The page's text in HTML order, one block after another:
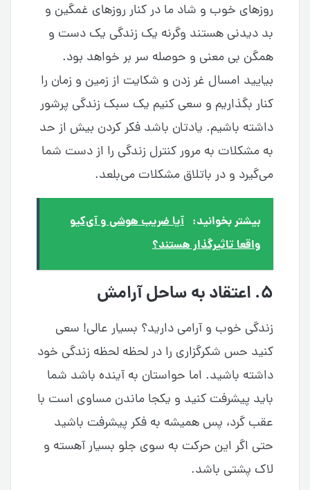
روزهای خوب و شاد ما در کنار روزهای غمگین و
بد دیدنی هستند وگرنه یک زندگی یک دست و
همگن بی معنی و حوصله سر بر خواهد بود.
بیایید امسال غر زدن و شکایت از زمین و زمان را
کنار بگذاریم و سعی کنیم یک سبک زندگی پرشور
داشته باشیم. یادتان باشد فکر کردن بیش از حد
به مشکلات به مرور کنترل زندگی را از دست شما
می‌گیرد و در باتلاق مشکلات می‌بلعد.
بیشتر بخوانید: آیا ضریب هوشی و آی‌کیو
واقعا تاثیرگذار هستند؟
۵. اعتقاد به ساحل آرامش
زندگی خوب و آرامی دارید؟ بسیار عالی! سعی
کنید حس شکرگزاری را در لحظه لحظه زندگی خود
داشته باشید. اما حواستان به آینده باشد شما
باید پیشرفت کنید‌ و یکجا ماندن مساوی است با
عقب گرد، پس همیشه به فکر پیشرفت باشید
حتی اگر این حرکت به سوی جلو بسیار آهسته و
لاک پشتی باشد.